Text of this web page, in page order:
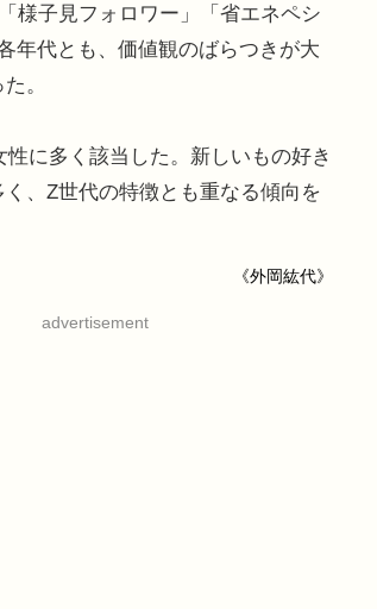
様子見フォロワー」「省エネペシ
年代とも、価値観のばらつきが大
。
に多く該当した。新しいもの好き
、Z世代の特徴とも重なる傾向を
《外岡紘代》
advertisement